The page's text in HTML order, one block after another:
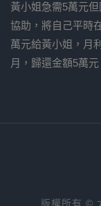
黃小姐急需5萬元
協助，將自己平時
萬元給黃小姐，月
月，歸還金額5萬元
版權所有 ©